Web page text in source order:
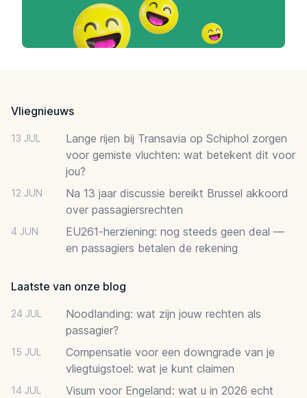
Vliegnieuws
13 JUL
Lange rijen bij Transavia op Schiphol zorgen
voor gemiste vluchten: wat betekent dit voor
jou?
12 JUN
Na 13 jaar discussie bereikt Brussel akkoord
over passagiersrechten
4 JUN
EU261-herziening: nog steeds geen deal —
en passagiers betalen de rekening
Laatste van onze blog
24 JUL
Noodlanding: wat zijn jouw rechten als
passagier?
15 JUL
Compensatie voor een downgrade van je
vliegtuigstoel: wat je kunt claimen
14 JUL
Visum voor Engeland: wat u in 2026 echt